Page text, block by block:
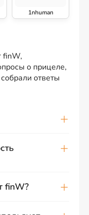
1nhuman
finW,
о прицеле,
ответы
finW?